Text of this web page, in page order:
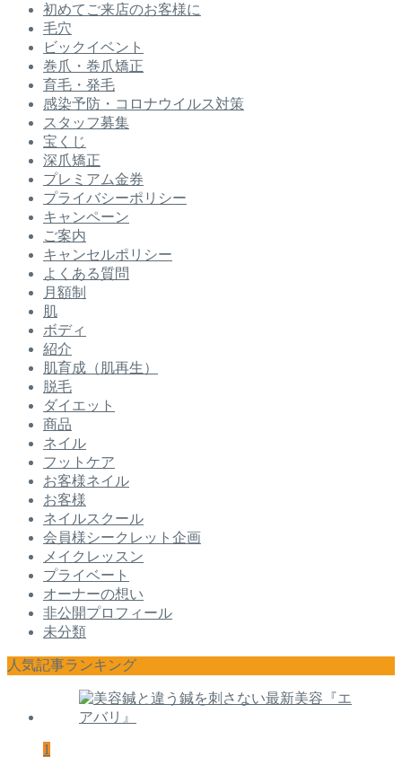
初めてご来店のお客様に
毛穴
ビックイベント
巻爪・巻爪矯正
育毛・発毛
感染予防・コロナウイルス対策
スタッフ募集
宝くじ
深爪矯正
プレミアム金券
プライバシーポリシー
キャンペーン
ご案内
キャンセルポリシー
よくある質問
月額制
肌
ボディ
紹介
肌育成（肌再生）
脱毛
ダイエット
商品
ネイル
フットケア
お客様ネイル
お客様
ネイルスクール
会員様シークレット企画
メイクレッスン
プライベート
オーナーの想い
非公開プロフィール
未分類
人気記事ランキング
1